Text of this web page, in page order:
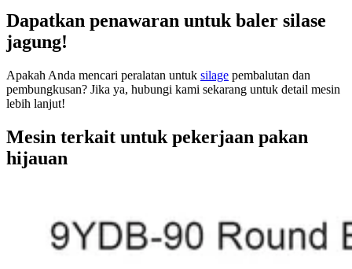
Dapatkan penawaran untuk baler silase
jagung!
Apakah Anda mencari peralatan untuk silage pembalutan dan
pembungkusan? Jika ya, hubungi kami sekarang untuk detail mesin
lebih lanjut!
Mesin terkait untuk pekerjaan pakan
hijauan